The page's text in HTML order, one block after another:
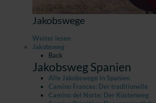
Jakobswege
Weiter lesen
Jakobsweg
Back
Jakobsweg Spanien
Alle Jakobswege in Spanien
Camino Frances: Der traditionelle
Camino del Norte: Der Küstenweg